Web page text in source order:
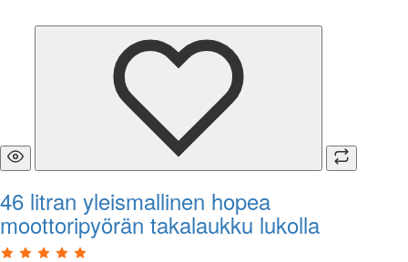
46 litran yleismallinen hopea
moottoripyörän takalaukku lukolla